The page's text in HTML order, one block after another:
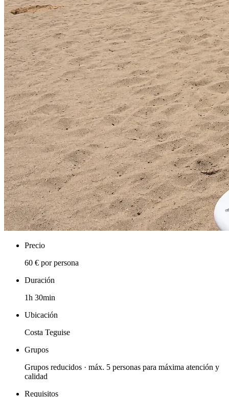
Precio
60 € por persona
Duración
1h 30min
Ubicación
Costa Teguise
Grupos
Grupos reducidos · máx. 5 personas para máxima atención y
calidad
Requisitos